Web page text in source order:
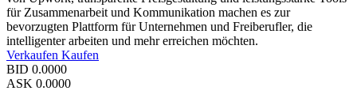
für Zusammenarbeit und Kommunikation machen es zur
bevorzugten Plattform für Unternehmen und Freiberufler, die
intelligenter arbeiten und mehr erreichen möchten.
Verkaufen Kaufen
BID 0.0000
ASK 0.0000